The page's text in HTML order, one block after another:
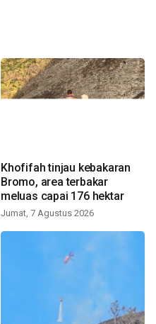
Khofifah tinjau kebakaran
Bromo, area terbakar
meluas capai 176 hektar
Jumat, 7 Agustus 2026